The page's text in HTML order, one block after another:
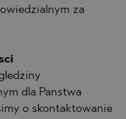
za
dla Panstwa
o skontaktowanie